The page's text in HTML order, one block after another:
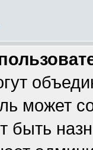
может
быть